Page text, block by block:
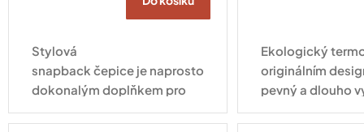
Stylová
snapback čepice je naprosto
dokonalým doplňkem pro
každodenní nošení. Tahle
varianta ve vyletněném
Ekologický
originálním
pevný a dlouho
pro každodenní